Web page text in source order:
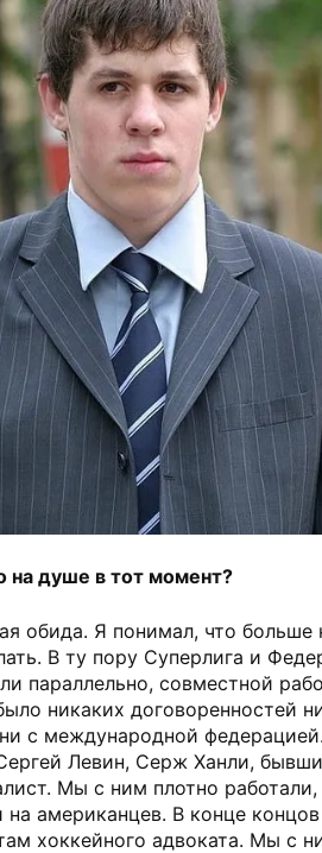
на душе в тот момент?
обида. Я понимал, что больше
В ту пору Суперлига и
параллельно, совместной
никаких договоренностей
с международной
Левин, Серж Ханли,
Мы с ним плотно
на американцев. В конце
хоккейного адвоката. Мы с